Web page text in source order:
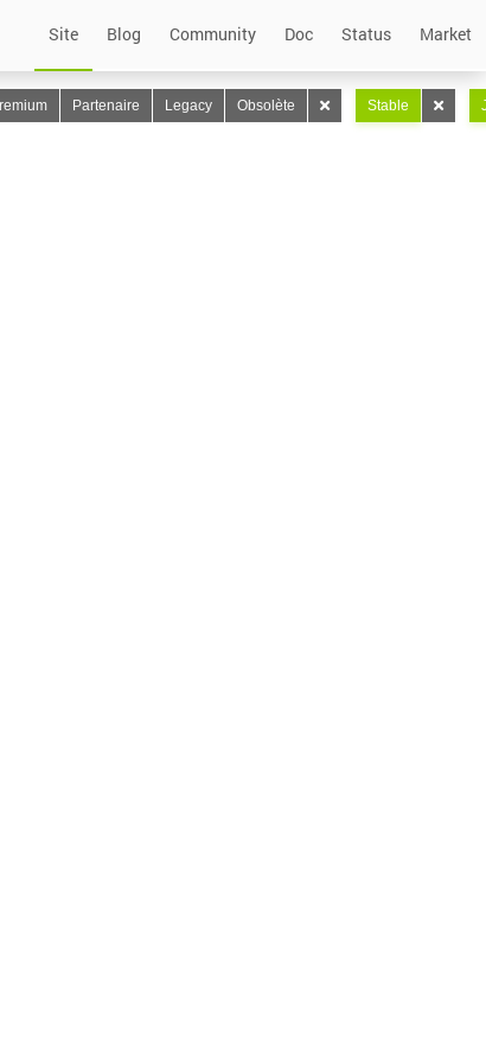
Site Blog Community Doc Status Market
Partenaire Legacy Obsolète Stable